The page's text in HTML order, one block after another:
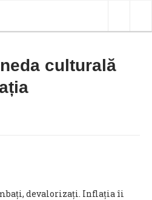
culturală
devalorizați. Inflația îi